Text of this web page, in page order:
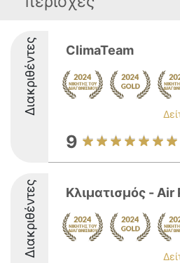
Διακριθέντες ClimaTeam
9
Διακριθέντες Κλιματισμός - Air